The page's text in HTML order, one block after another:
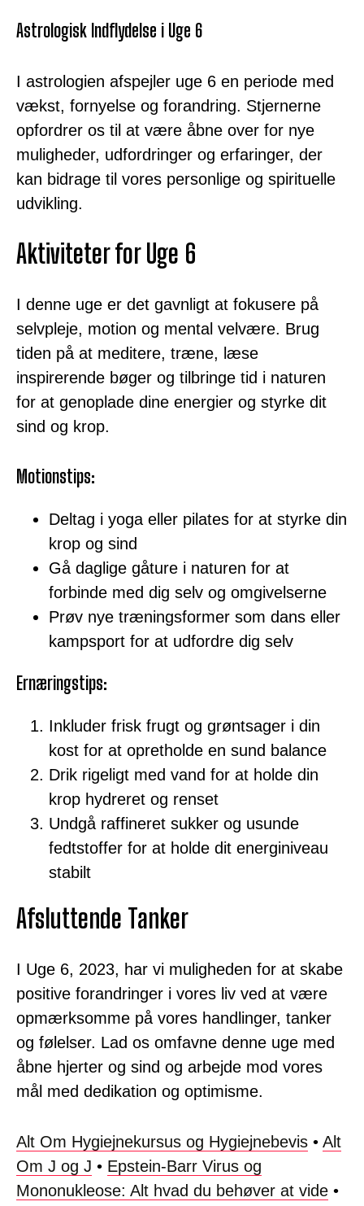
Astrologisk Indflydelse i Uge 6
I astrologien afspejler uge 6 en periode med
vækst, fornyelse og forandring. Stjernerne
opfordrer os til at være åbne over for nye
muligheder, udfordringer og erfaringer, der
kan bidrage til vores personlige og spirituelle
udvikling.
Aktiviteter for Uge 6
I denne uge er det gavnligt at fokusere på
selvpleje, motion og mental velvære. Brug
tiden på at meditere, træne, læse
inspirerende bøger og tilbringe tid i naturen
for at genoplade dine energier og styrke dit
sind og krop.
Motionstips:
Deltag i yoga eller pilates for at styrke din
krop og sind
Gå daglige gåture i naturen for at
forbinde med dig selv og omgivelserne
Prøv nye træningsformer som dans eller
kampsport for at udfordre dig selv
Ernæringstips:
Inkluder frisk frugt og grøntsager i din
kost for at opretholde en sund balance
Drik rigeligt med vand for at holde din
krop hydreret og renset
Undgå raffineret sukker og usunde
fedtstoffer for at holde dit energiniveau
stabilt
Afsluttende Tanker
I Uge 6, 2023, har vi muligheden for at skabe
positive forandringer i vores liv ved at være
opmærksomme på vores handlinger, tanker
og følelser. Lad os omfavne denne uge med
åbne hjerter og sind og arbejde mod vores
mål med dedikation og optimisme.
Alt Om Hygiejnekursus og Hygiejnebevis • Alt
Om J og J • Epstein-Barr Virus og
Mononukleose: Alt hvad du behøver at vide •